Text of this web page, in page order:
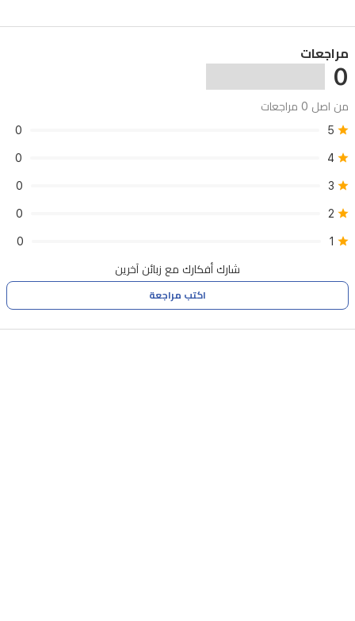
مراجعات
0
من اصل 0 مراجعات
5
0
4
0
3
0
2
0
1
0
شارك أفكارك مع زبائن آخرين
اكتب مراجعة